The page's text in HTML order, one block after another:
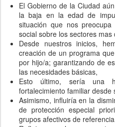
El Gobierno de la Ciudad
la baja en la edad de
situación que nos
social sobre los sectores mas
Desde nuestros inicios,
creación de un programa
por hijo/a; garantizando de
las necesidades básicas,
Esto último, sería una
fortalecimiento familiar desde
Asimismo, influiría en la
de protección especial
grupos afectivos de